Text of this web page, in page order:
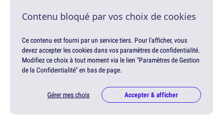
Contenu bloqué par vos choix de cookies
Ce contenu est fourni par un service tiers. Pour l'afficher, vous
devez accepter les cookies dans vos paramètres de confidentialité.
Modifiez ce choix à tout moment via le lien "Paramètres de Gestion
de la Confidentialité" en bas de page.
Gérer mes choix Accepter & afficher